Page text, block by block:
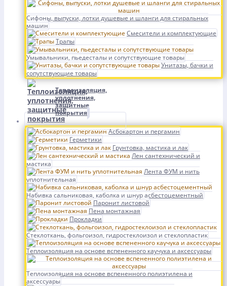
Сифоны, выпуски, лотки душевые и шланги для стиральных
машин
Смесители и комплектующие
Трапы
Умывальники, пьедесталы и сопутствующие товары
Унитазы, бачки и
сопутствующие товары
Теплоизоляция,
уплотнения,
защитные
покрытия
Асбокартон и пергамин
Герметики
Грунтовка, мастика и лак
Лен сантехнический и
мастика
Лента ФУМ и нить
уплотнительная
Набивка сальниковая, каболка и шнур асбестоцементный
Паронит листовой
Пена монтажная
Прокладки
Стеклоткань, фольгоизол, гидростеклоизол и стеклопластик
Теплоизоляция на основе вспененного каучука и аксессуары
Теплоизоляция на основе вспененного полиэтилена и
аксессуары